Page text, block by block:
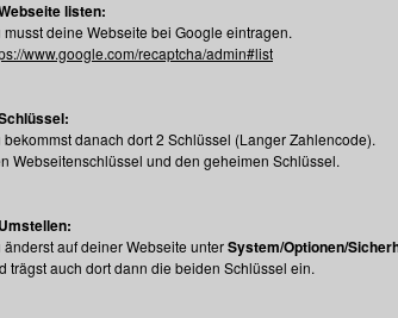
listen:
musst deine Webseite bei Google eintragen.
www.google.com/recaptcha/admin#list
bekommst danach dort 2 Schlüssel (Langer Zahlencode).
Webseitenschlüssel und den geheimen Schlüssel.
änderst auf deiner Webseite unterSystem/Optionen/
trägst auch dort dann die beiden Schlüssel ein.